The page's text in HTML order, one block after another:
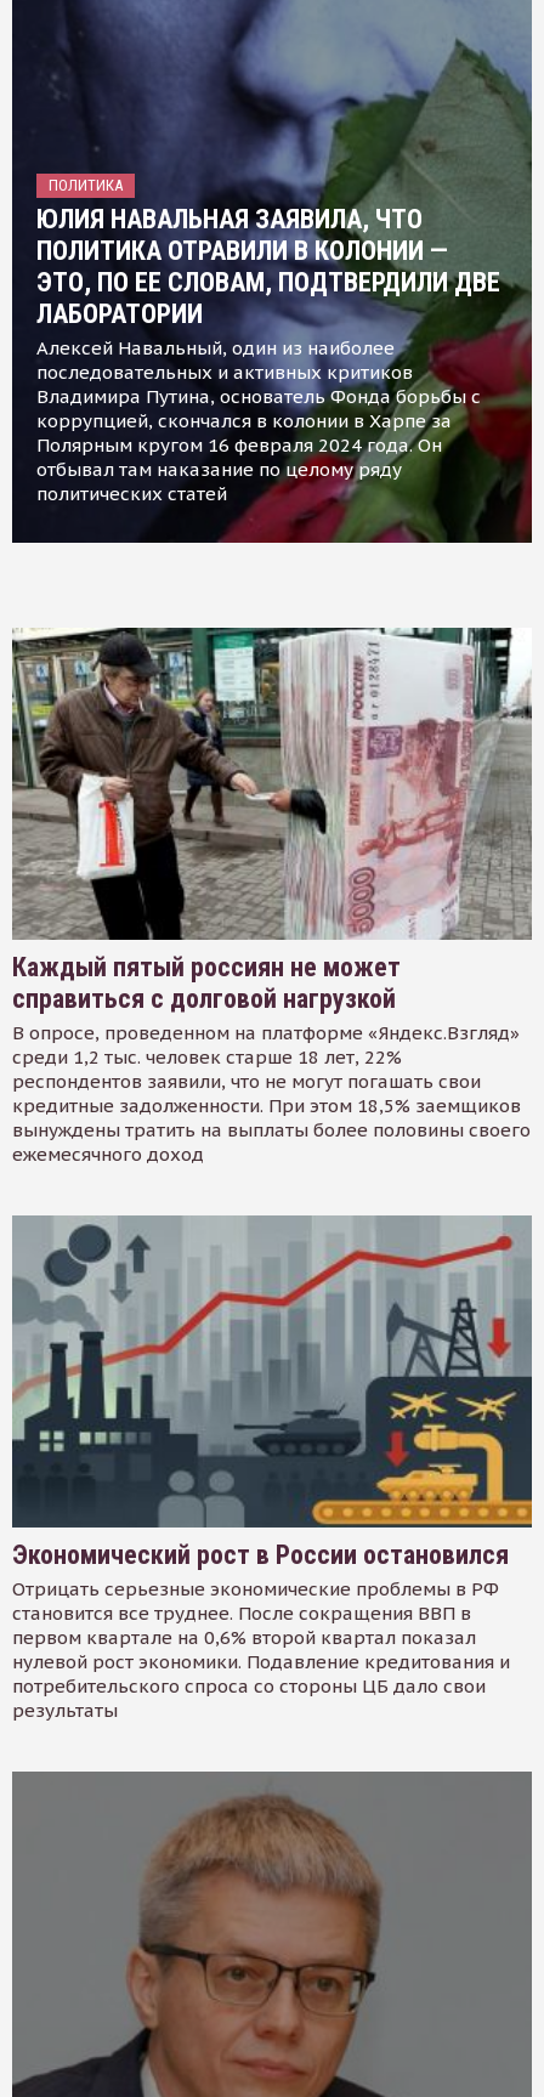
ПОЛИТИКА
ЮЛИЯ НАВАЛЬНАЯ ЗАЯВИЛА, ЧТО
ПОЛИТИКА ОТРАВИЛИ В КОЛОНИИ —
ЭТО, ПО ЕЕ СЛОВАМ, ПОДТВЕРДИЛИ ДВЕ
ЛАБОРАТОРИИ
Алексей Навальный, один из наиболее
последовательных и активных критиков
Владимира Путина, основатель Фонда борьбы с
коррупцией, скончался в колонии в Харпе за
Полярным кругом 16 февраля 2024 года. Он
отбывал там наказание по целому ряду
политических статей
Каждый пятый россиян не может
справиться с долговой нагрузкой
В опросе, проведенном на платформе «Яндекс.Взгляд»
среди 1,2 тыс. человек старше 18 лет, 22%
респондентов заявили, что не могут погашать свои
кредитные задолженности. При этом 18,5% заемщиков
вынуждены тратить на выплаты более половины своего
ежемесячного доход
Экономический рост в России остановился
Отрицать серьезные экономические проблемы в РФ
становится все труднее. После сокращения ВВП в
первом квартале на 0,6% второй квартал показал
нулевой рост экономики. Подавление кредитования и
потребительского спроса со стороны ЦБ дало свои
результаты